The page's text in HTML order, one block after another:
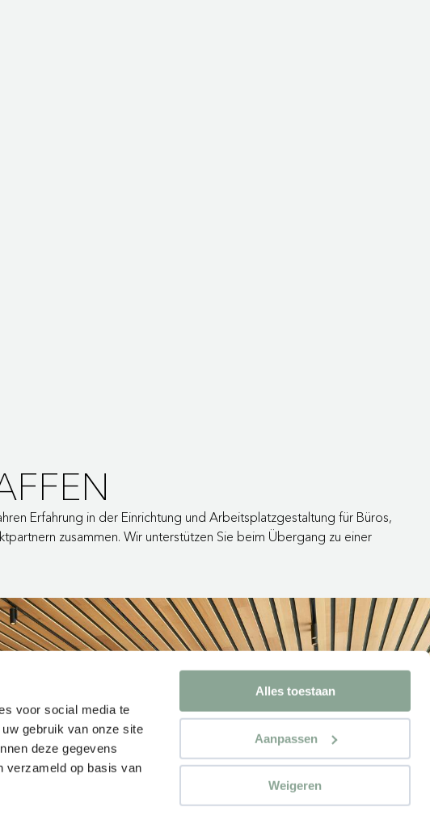
voor social media te
gebruik van onze site
deze gegevens
verzameld op basis van
Alles toestaan
Aanpassen
Weigeren
Erfahrung in der Einrichtung und Arbeitsplatzgestaltung für Büros,
zusammen. Wir unterstützen Sie beim Übergang zu einer